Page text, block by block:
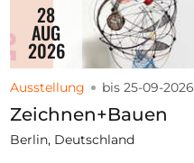
28
AUG
2026
Ausstellung bis 25-09-2026
Zeichnen+Bauen
Berlin, Deutschland